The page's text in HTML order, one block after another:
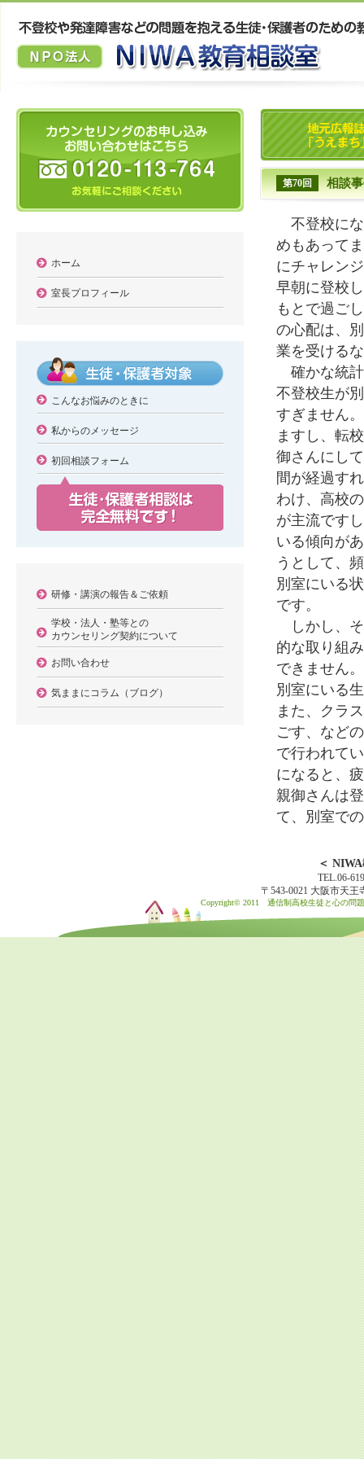
ホーム
室長プロフィール
こんなお悩みのときに
私からのメッセージ
初回相談フォーム
研修・講演の報告＆ご依頼
学校・法人・塾等との
カウンセリング契約について
お問い合わせ
気ままにコラム（ブログ）
第70回 相談
不登校にな
めもあって
にチャレン
早朝に登校
もとで過ご
の心配は、
業を受ける
確かな統計
不登校生が
すぎません
ますし、転
御さんにし
間が経過す
わけ、高校
が主流です
いる傾向が
うとして、
別室にいる
です。
しかし、そ
的な取り組
できません
別室にいる
また、クラ
ごす、など
で行われて
になると、
親御さんは
て、別室で
＜
TEL.06-
〒543-0021 大阪市天
Copyright© 2011 通信制高校生徒と心の問